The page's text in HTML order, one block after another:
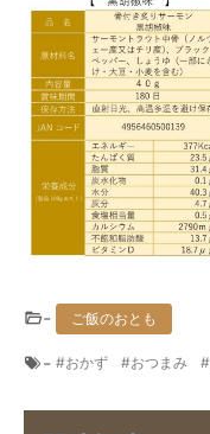
- ご飯のおとも
- おかず おつまみ